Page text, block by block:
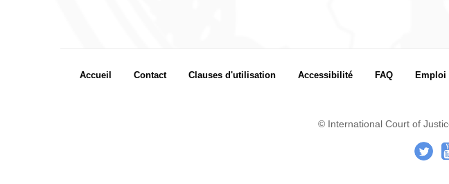
Footer menu
Accueil Contact Clauses d'utilisation Accessibilité FAQ Emploi
© International Court of
.